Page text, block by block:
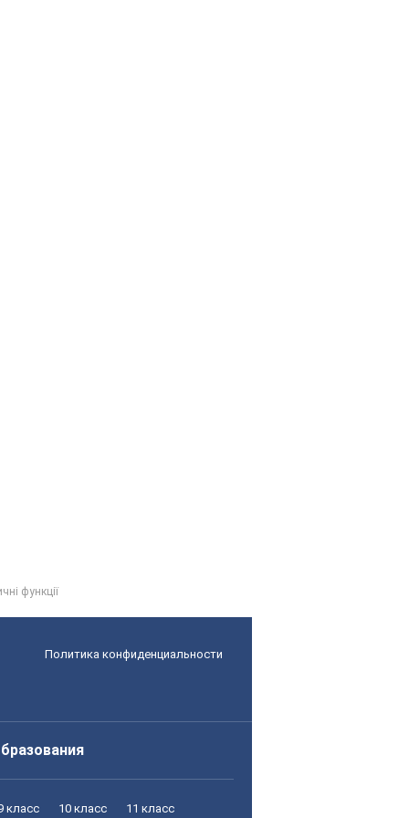
функції
Политика конфиденциальности
класс 10 класс 11 класс